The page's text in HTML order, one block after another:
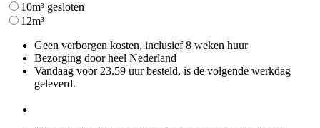
10m³ gesloten
12m³
Geen verborgen kosten, inclusief 8 weken huur
Bezorging door heel Nederland
Vandaag voor 23.59 uur besteld, is de volgende werkdag
geleverd.